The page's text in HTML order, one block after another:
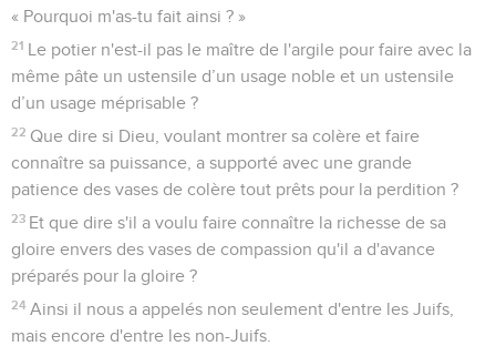
« Pourquoi m'as-tu fait ainsi ? »
21 Le potier n'est-il pas le maître de l'argile pour faire avec la
même pâte un ustensile d’un usage noble et un ustensile
d’un usage méprisable ?
22 Que dire si Dieu, voulant montrer sa colère et faire
connaître sa puissance, a supporté avec une grande
patience des vases de colère tout prêts pour la perdition ?
23 Et que dire s'il a voulu faire connaître la richesse de sa
gloire envers des vases de compassion qu'il a d'avance
préparés pour la gloire ?
24 Ainsi il nous a appelés non seulement d'entre les Juifs,
mais encore d'entre les non-Juifs.